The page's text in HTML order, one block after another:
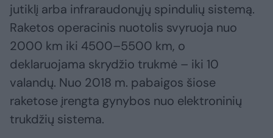
jutiklį arba infraraudonųjų spindulių sistemą.
Raketos operacinis nuotolis svyruoja nuo
2000 km iki 4500–5500 km, o
deklaruojama skrydžio trukmė – iki 10
valandų. Nuo 2018 m. pabaigos šiose
raketose įrengta gynybos nuo elektroninių
trukdžių sistema.